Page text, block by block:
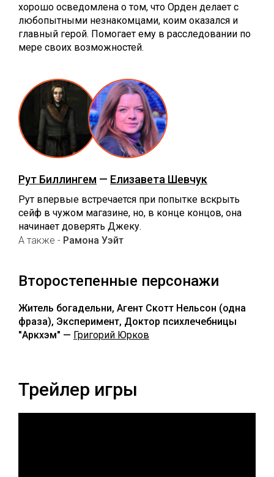
хорошо осведомлена о том, что Орден делает с
любопытными незнакомцами, коим оказался и
главный герой. Помогает ему в расследовании по
мере своих возможностей.
Рут Биллингем — Елизавета Шевчук
Рут впервые встречается при попытке вскрыть
сейф в чужом магазине, но, в конце концов, она
начинает доверять Джеку.
А также - Рамона Уэйт
Второстепенные персонажи
Житель богадельни, Агент Скотт Нельсон (одна
фраза), Эксперимент, Доктор психлечебницы
"Аркхэм" — Григорий Юрков
Трейлер игры